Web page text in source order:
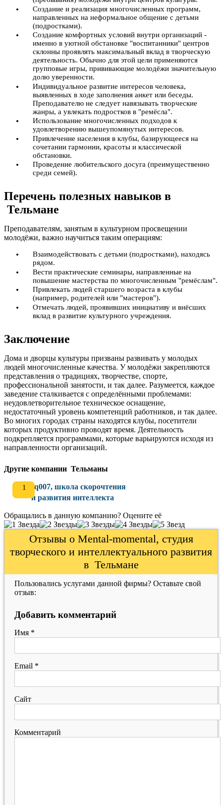
Создание и реализация многочисленных программ,
направленных на неформальное общение с детьми
(подростками).
Создание комфортных условий внутри организаций -
именно в уютной обстановке "воспитанники" центров
склонны проявлять максимальный вклад в творческую
деятельность. Обычно для этой цели применяются
групповые игры, прививающие молодёжи значительную
долю уверенности.
Индивидуальное развитие интересов человека,
выявленных в ходе заполнения анкет или беседы.
Преподавателю не следует навязывать творческие
жанры, а увлекать подростков в "ремёсла".
Использование многочисленных подходов к
удовлетворению вышеупомянутых интересов.
Привлечение населения в клубы, базирующееся на
сочетании гармонии, красоты и классической
обстановки.
Проведение любительского досуга (преимущественно
среди семей).
Перечень полезных навыков в
Тельмане
Преподавателям, занятым в культурном просвещении
молодёжи, важно научиться таким операциям:
Взаимодействовать с детьми (подростками), находясь
рядом.
Вести практические семинары, направленные на
повышение мастерства по многочисленным "ремёслам".
Привлекать людей старшего возраста в клубы
(например, родителей или "мастеров").
Отмечать людей, проявивших инициативу и внёсших
вклад в развитие культурного учреждения.
Заключение
Дома и дворцы культуры призваны развивать у молодых
людей многочисленные качества. У молодёжи закрепляются
представления о традициях, творчестве, спорте,
профессиональной занятости, и так далее. Разумеется, каждое
заведение сталкивается с определёнными проблемами:
неудовлетворительное техническое оснащение,
недостаточный уровень компетенций работников, и так далее.
Во многих городах страны находятся клубы, посетители
которых продуктивно проводят время. Деятельность
подкрепляется программами, которые варьируются исходя из
направленности организаций.
Другие компании Тельманы
Iq007, школа скорочтения
и развития интеллекта
Обращались в данную компанию? Оцените её
Отзывы о Mental-momental, студия
творческого и интеллектуального развития
в Тельмане
Пользовались услугами данной фирмы? Оставьте свой
отзыв:
Добавить комментарий
Имя *
Email *
Сайт
Комментарий